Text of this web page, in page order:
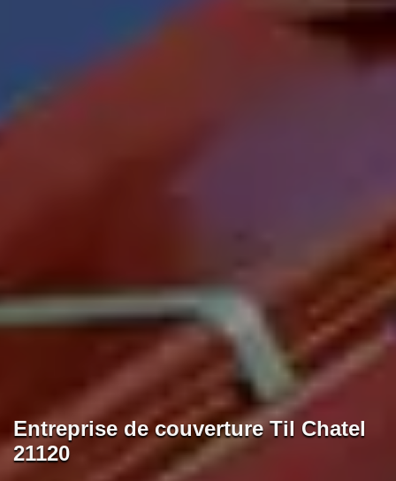
Entreprise de couverture Til Chatel
21120